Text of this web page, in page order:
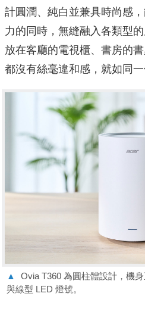
計圓潤、純白並兼具時尚感
力的同時，無縫融入各類型
放在客廳的電視櫃、書房的
都沒有絲毫違和感，就如同一
▲
Ovia T360 為圓柱體設計，機
與線型 LED 燈號。